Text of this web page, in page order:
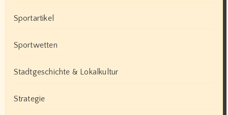
Sportartikel
Sportwetten
Stadtgeschichte & Lokalkultur
Strategie